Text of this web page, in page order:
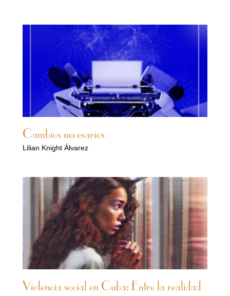
Cambios necesarios
Lilian Knight Álvarez
Violencia social en Cuba: Entre la realidad